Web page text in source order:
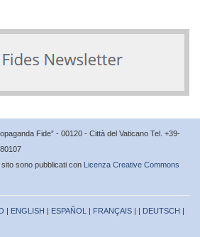
Fide” - 00120 - Città del Vaticano Tel. +39-
sono pubblicati con Licenza Creative Commons
| ENGLISH | ESPAÑOL | FRANÇAIS | | DEUTSCH |